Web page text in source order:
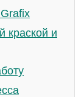
краской и